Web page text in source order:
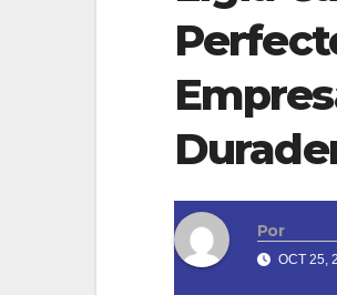
Por
OCT 25,